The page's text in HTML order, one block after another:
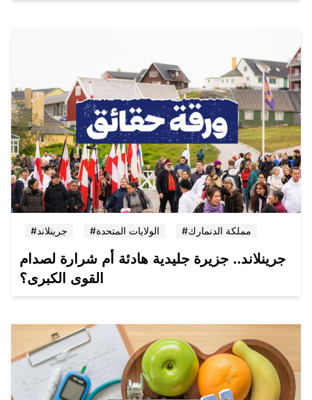
#جرينلاند #الولايات المتحدة #مملكة الدنمارك
جرينلاند.. جزيرة جليدية هادئة أم شرارة لصدام
القوى الكبرى؟